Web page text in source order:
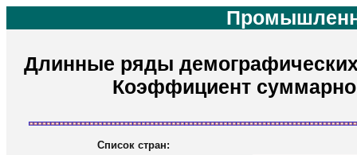
Длинные ряды демографических
Коэффициент
Список стран: